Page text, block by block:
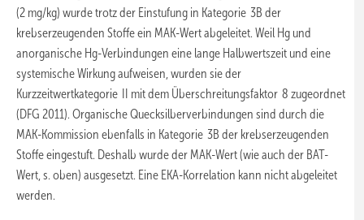
(2 mg/kg) wurde trotz der Einstufung in Kategorie 3B der
krebserzeugenden Stoffe ein MAK-Wert abgeleitet. Weil Hg und
anorganische Hg-Verbindungen eine lange Halbwertszeit und eine
systemische Wirkung aufweisen, wurden sie der
Kurzzeitwertkategorie II mit dem Überschreitungsfaktor 8 zugeordnet
(DFG 2011). Organische Quecksilberverbindungen sind durch die
MAK-Kommission ebenfalls in Kategorie 3B der krebserzeugenden
Stoffe eingestuft. Deshalb wurde der MAK-Wert (wie auch der BAT-
Wert, s. oben) ausgesetzt. Eine EKA-Korrelation kann nicht abgeleitet
werden.